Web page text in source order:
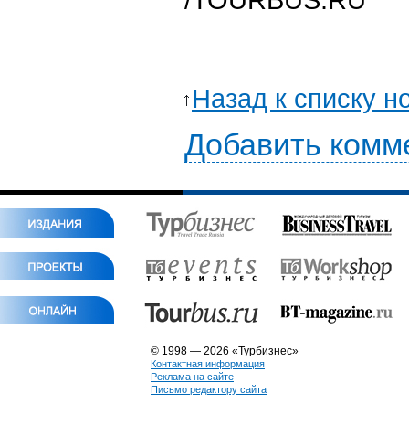
Назад к списку
Добавить
© 1998 — 2026 «Турбизнес»
Контактная информация
Реклама на сайте
Письмо редактору сайта